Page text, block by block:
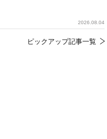
2026.08.04
ピックアップ記事一覧